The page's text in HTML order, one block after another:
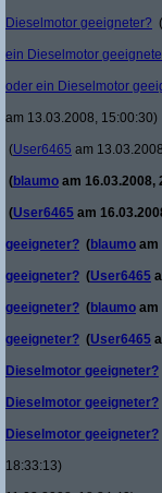
Dieselmotor geeigneter? (
ein Dieselmotor
oder ein Dieselmotor
am 13.03.2008, 15:00:30)
(User6465 am
(blaumo am 16.03.2008,
(User6465 am
geeigneter? (blaumo am
geeigneter? (User6465
geeigneter? (blaumo am
geeigneter? (User6465
Dieselmotor geeigneter?
Dieselmotor geeigneter?
Dieselmotor geeigneter?
18:33:13)